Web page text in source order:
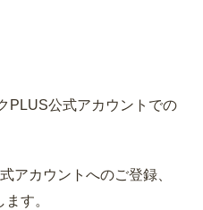
PLUS公式アカウントでの
アカウントへのご登録、
す。